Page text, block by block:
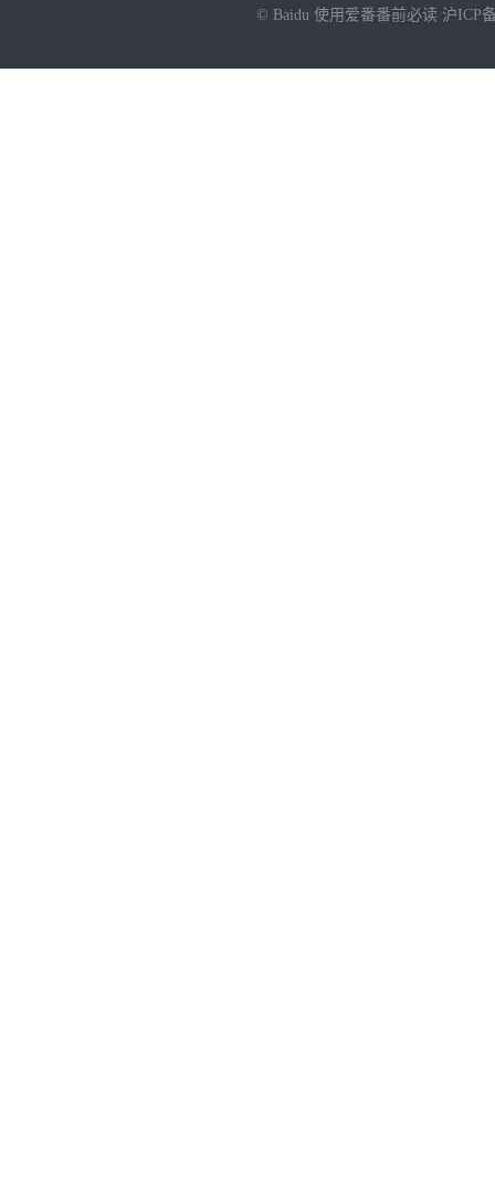
© Baidu 使用爱番番前必读 沪ICP